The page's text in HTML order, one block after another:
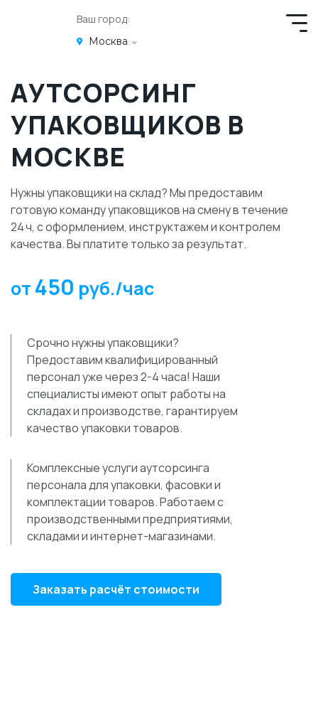
Ваш город:
Москва
АУТСОРСИНГ
УПАКОВЩИКОВ В
МОСКВЕ
Нужны упаковщики на склад? Мы предоставим
готовую команду упаковщиков на смену в течение
24 ч, с оформлением, инструктажем и контролем
качества. Вы платите только за результат.
от 450 руб./час
Срочно нужны упаковщики?
Предоставим квалифицированный
персонал уже через 2-4 часа! Наши
специалисты имеют опыт работы на
складах и производстве, гарантируем
качество упаковки товаров.
Комплексные услуги аутсорсинга
персонала для упаковки, фасовки и
комплектации товаров. Работаем с
производственными предприятиями,
складами и интернет-магазинами.
Заказать расчёт стоимости